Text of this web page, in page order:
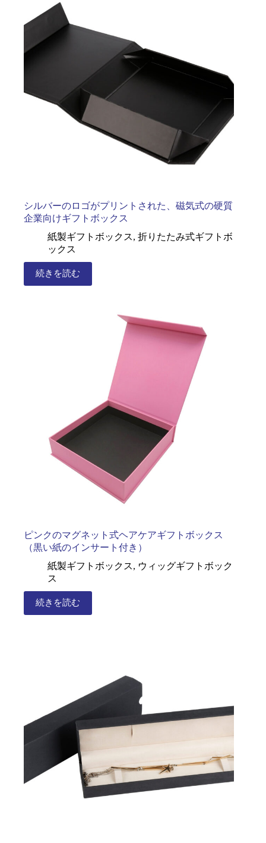
シルバーのロゴがプリントされた、磁気式の硬質
企業向けギフトボックス
紙製ギフトボックス, 折りたたみ式ギフトボ
ックス
続きを読む
ピンクのマグネット式ヘアケアギフトボックス
（黒い紙のインサート付き）
紙製ギフトボックス, ウィッグギフトボック
ス
続きを読む